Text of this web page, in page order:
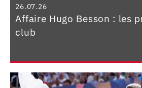
26.07.26
Affaire Hugo Besson : les
club